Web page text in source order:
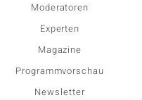
Moderatoren
Experten
Magazine
Programmvorschau
Newsletter